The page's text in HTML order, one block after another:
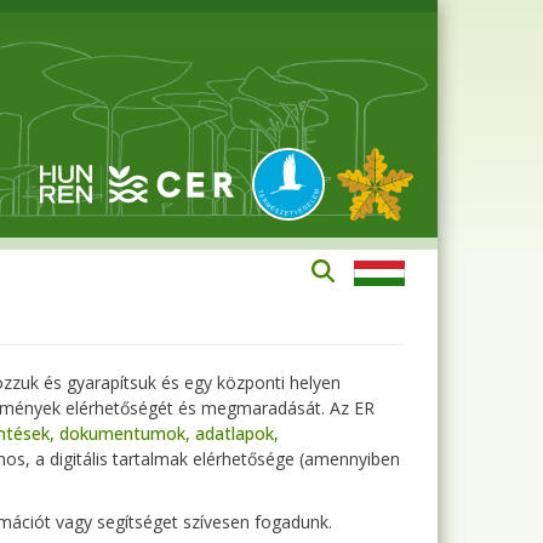
és gyarapítsuk és egy központi helyen
elérhetőségét és megmaradását. Az ER
dokumentumok, adatlapok,
a digitális tartalmak elérhetősége (amennyiben
vagy segítséget szívesen fogadunk.